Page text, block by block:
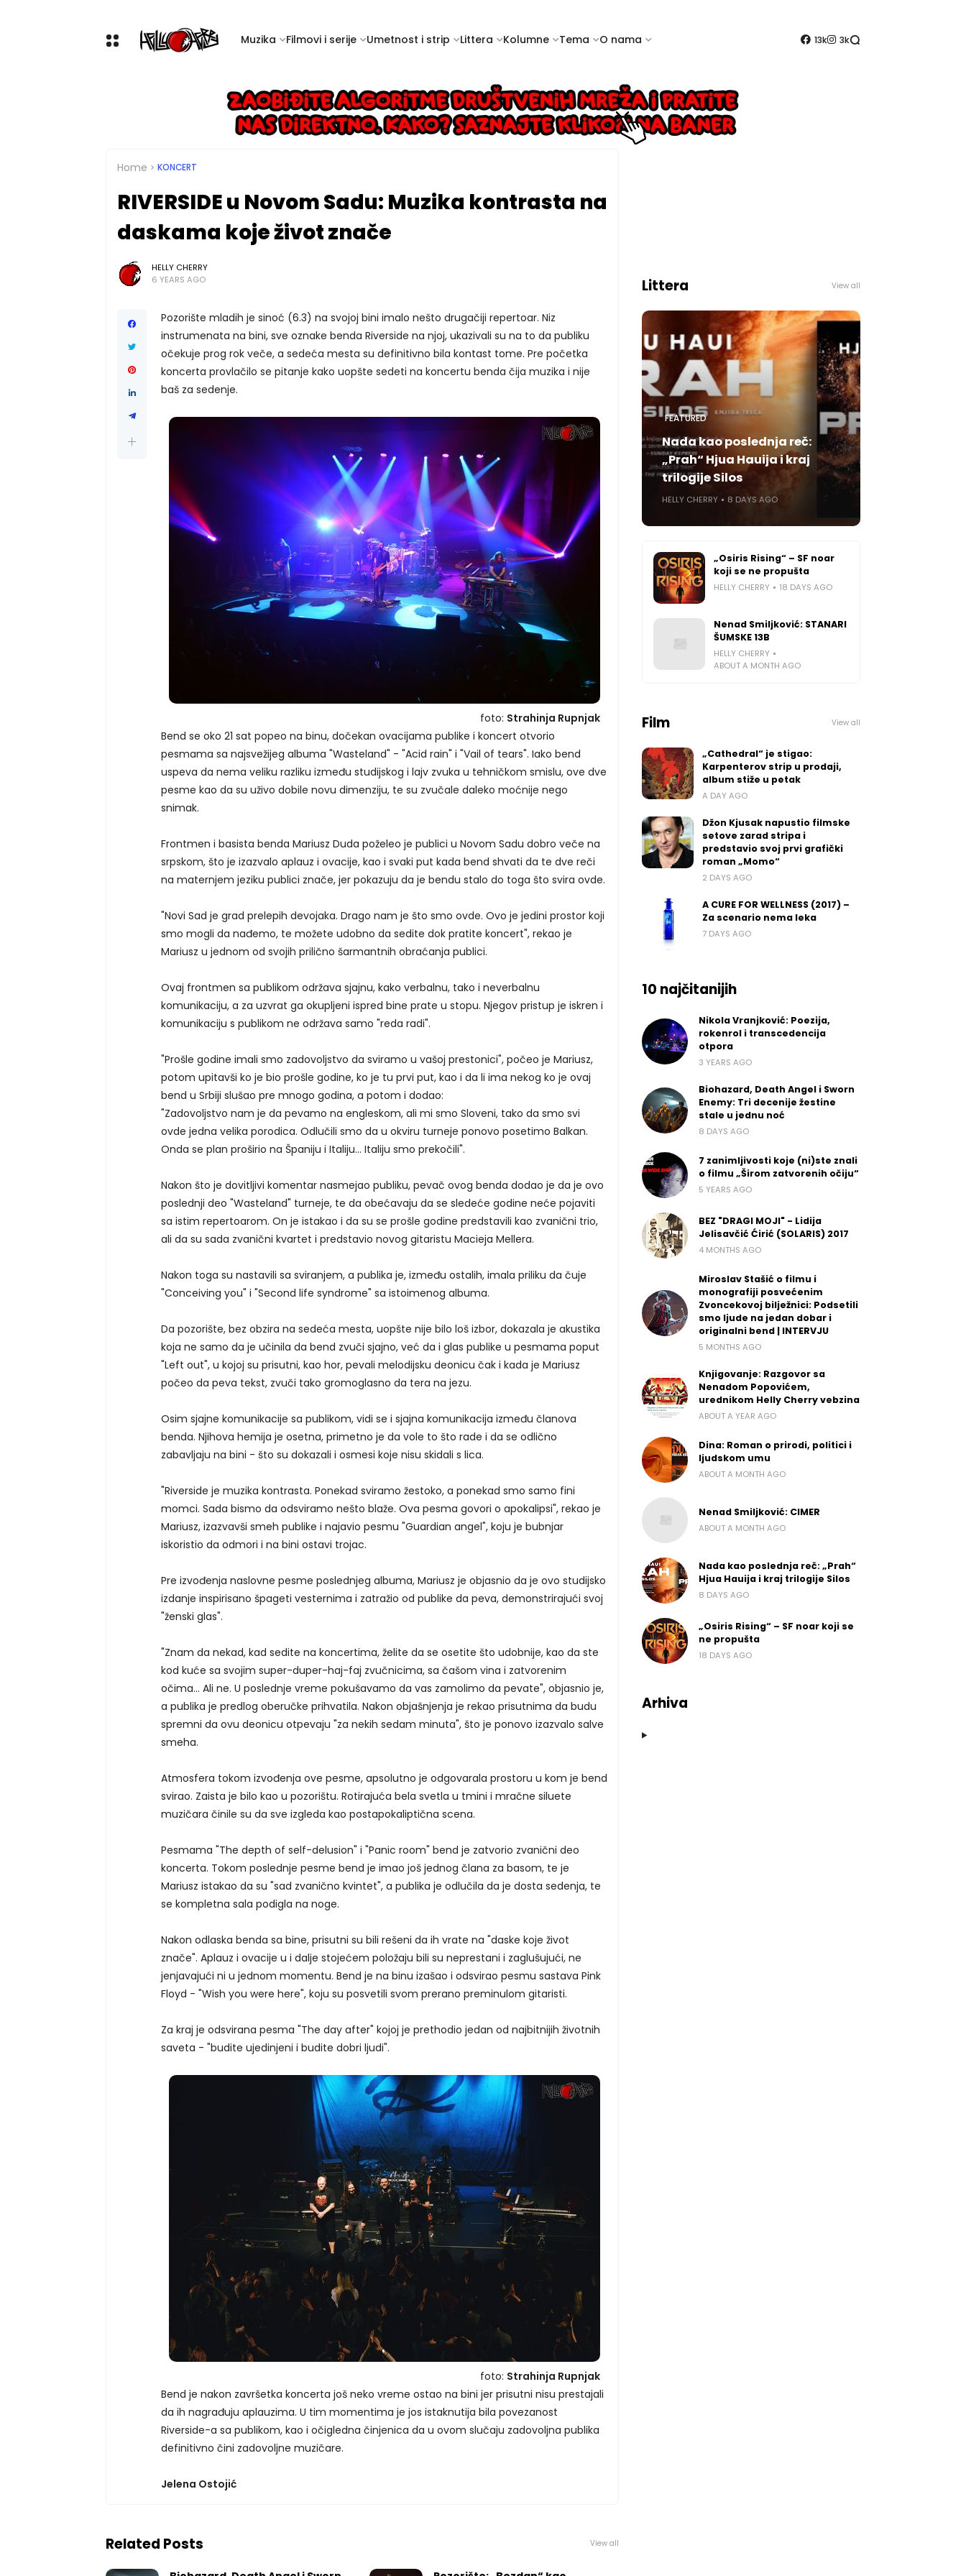
Muzika Filmovi i serije Umetnost i strip Littera Kolumne Tema O nama 13k 3k
Home KONCERT
RIVERSIDE u Novom Sadu: Muzika kontrasta na
daskama koje život znače
HELLY CHERRY
6 YEARS AGO
Pozorište mladih je sinoć (6.3) na svojoj bini imalo nešto drugačiji repertoar. Niz
instrumenata na bini, sve oznake benda Riverside na njoj, ukazivali su na to da publiku
očekuje prog rok veče, a sedeća mesta su definitivno bila kontast tome. Pre početka
koncerta provlačilo se pitanje kako uopšte sedeti na koncertu benda čija muzika i nije
baš za sedenje.
foto: Strahinja Rupnjak
Bend se oko 21 sat popeo na binu, dočekan ovacijama publike i koncert otvorio
pesmama sa najsvežijeg albuma "Wasteland" - "Acid rain" i "Vail of tears". Iako bend
uspeva da nema veliku razliku između studijskog i lajv zvuka u tehničkom smislu, ove dve
pesme kao da su uživo dobile novu dimenziju, te su zvučale daleko moćnije nego
snimak.
Frontmen i basista benda Mariusz Duda poželeo je publici u Novom Sadu dobro veče na
srpskom, što je izazvalo aplauz i ovacije, kao i svaki put kada bend shvati da te dve reči
na maternjem jeziku publici znače, jer pokazuju da je bendu stalo do toga što svira ovde.
"Novi Sad je grad prelepih devojaka. Drago nam je što smo ovde. Ovo je jedini prostor koji
smo mogli da nađemo, te možete udobno da sedite dok pratite koncert", rekao je
Mariusz u jednom od svojih prilično šarmantnih obraćanja publici.
Ovaj frontmen sa publikom održava sjajnu, kako verbalnu, tako i neverbalnu
komunikaciju, a za uzvrat ga okupljeni ispred bine prate u stopu. Njegov pristup je iskren i
komunikaciju s publikom ne održava samo "reda radi".
"Prošle godine imali smo zadovoljstvo da sviramo u vašoj prestonici", počeo je Mariusz,
potom upitavši ko je bio prošle godine, ko je tu prvi put, kao i da li ima nekog ko je ovaj
bend u Srbiji slušao pre mnogo godina, a potom i dodao:
"Zadovoljstvo nam je da pevamo na engleskom, ali mi smo Sloveni, tako da smo svi
ovde jedna velika porodica. Odlučili smo da u okviru turneje ponovo posetimo Balkan.
Onda se plan proširio na Španiju i Italiju... Italiju smo prekočili".
Nakon što je dovitljivi komentar nasmejao publiku, pevač ovog benda dodao je da je ovo
poslednji deo "Wasteland" turneje, te da obećavaju da se sledeće godine neće pojaviti
sa istim repertoarom. On je istakao i da su se prošle godine predstavili kao zvanični trio,
ali da su sada zvanični kvartet i predstavio novog gitaristu Macieja Mellera.
Nakon toga su nastavili sa sviranjem, a publika je, između ostalih, imala priliku da čuje
"Conceiving you" i "Second life syndrome" sa istoimenog albuma.
Da pozorište, bez obzira na sedeća mesta, uopšte nije bilo loš izbor, dokazala je akustika
koja ne samo da je učinila da bend zvuči sjajno, već da i glas publike u pesmama poput
"Left out", u kojoj su prisutni, kao hor, pevali melodijsku deonicu čak i kada je Mariusz
počeo da peva tekst, zvuči tako gromoglasno da tera na jezu.
Osim sjajne komunikacije sa publikom, vidi se i sjajna komunikacija između članova
benda. Njihova hemija je osetna, primetno je da vole to što rade i da se odlično
zabavljaju na bini - što su dokazali i osmesi koje nisu skidali s lica.
"Riverside je muzika kontrasta. Ponekad sviramo žestoko, a ponekad smo samo fini
momci. Sada bismo da odsviramo nešto blaže. Ova pesma govori o apokalipsi", rekao je
Mariusz, izazvavši smeh publike i najavio pesmu "Guardian angel", koju je bubnjar
iskoristio da odmori i na bini ostavi trojac.
Pre izvođenja naslovne pesme poslednjeg albuma, Mariusz je objasnio da je ovo studijsko
izdanje inspirisano špageti vesternima i zatražio od publike da peva, demonstrirajući svoj
"ženski glas".
"Znam da nekad, kad sedite na koncertima, želite da se osetite što udobnije, kao da ste
kod kuće sa svojim super-duper-haj-faj zvučnicima, sa čašom vina i zatvorenim
očima... Ali ne. U poslednje vreme pokušavamo da vas zamolimo da pevate", objasnio je,
a publika je predlog oberučke prihvatila. Nakon objašnjenja je rekao prisutnima da budu
spremni da ovu deonicu otpevaju "za nekih sedam minuta", što je ponovo izazvalo salve
smeha.
Atmosfera tokom izvođenja ove pesme, apsolutno je odgovarala prostoru u kom je bend
svirao. Zaista je bilo kao u pozorištu. Rotirajuća bela svetla u tmini i mračne siluete
muzičara činile su da sve izgleda kao postapokaliptična scena.
Pesmama "The depth of self-delusion" i "Panic room" bend je zatvorio zvanični deo
koncerta. Tokom poslednje pesme bend je imao još jednog člana za basom, te je
Mariusz istakao da su "sad zvanično kvintet", a publika je odlučila da je dosta sedenja, te
se kompletna sala podigla na noge.
Nakon odlaska benda sa bine, prisutni su bili rešeni da ih vrate na "daske koje život
znače". Aplauz i ovacije u i dalje stojećem položaju bili su neprestani i zaglušujući, ne
jenjavajući ni u jednom momentu. Bend je na binu izašao i odsvirao pesmu sastava Pink
Floyd - "Wish you were here", koju su posvetili svom prerano preminulom gitaristi.
Za kraj je odsvirana pesma "The day after" kojoj je prethodio jedan od najbitnijih životnih
saveta - "budite ujedinjeni i budite dobri ljudi".
foto: Strahinja Rupnjak
Bend je nakon završetka koncerta još neko vreme ostao na bini jer prisutni nisu prestajali
da ih nagrađuju aplauzima. U tim momentima je jos istaknutija bila povezanost
Riverside-a sa publikom, kao i očigledna činjenica da u ovom slučaju zadovoljna publika
definitivno čini zadovoljne muzičare.
Jelena Ostojić
Related Posts View all
Littera View all
FEATURED
Nada kao poslednja reč:
„Prah“ Hjua Hauija i kraj
trilogije Silos
HELLY CHERRY 8 DAYS AGO
„Osiris Rising“ – SF noar
koji se ne propušta
HELLY CHERRY 18 DAYS AGO
Nenad Smiljković: STANARI
ŠUMSKE 13B
HELLY CHERRY
ABOUT A MONTH AGO
Film View all
„Cathedral“ je stigao:
Karpenterov strip u prodaji,
album stiže u petak
A DAY AGO
Džon Kjusak napustio filmske
setove zarad stripa i
predstavio svoj prvi grafički
roman „Momo“
2 DAYS AGO
A CURE FOR WELLNESS (2017) –
Za scenario nema leka
7 DAYS AGO
10 najčitanijih
Nikola Vranjković: Poezija,
rokenrol i transcedencija
otpora
3 YEARS AGO
Biohazard, Death Angel i Sworn
Enemy: Tri decenije žestine
stale u jednu noć
8 DAYS AGO
7 zanimljivosti koje (ni)ste znali
o filmu „Širom zatvorenih očiju“
5 YEARS AGO
BEZ "DRAGI MOJI" - Lidija
Jelisavčić Ćirić (SOLARIS) 2017
4 MONTHS AGO
Miroslav Stašić o filmu i
monografiji posvećenim
Zvoncekovoj bilježnici: Podsetili
smo ljude na jedan dobar i
originalni bend | INTERVJU
5 MONTHS AGO
Knjigovanje: Razgovor sa
Nenadom Popovićem,
urednikom Helly Cherry vebzina
ABOUT A YEAR AGO
Dina: Roman o prirodi, politici i
ljudskom umu
ABOUT A MONTH AGO
Nenad Smiljković: CIMER
ABOUT A MONTH AGO
Nada kao poslednja reč: „Prah“
Hjua Hauija i kraj trilogije Silos
8 DAYS AGO
„Osiris Rising“ – SF noar koji se
ne propušta
18 DAYS AGO
Arhiva